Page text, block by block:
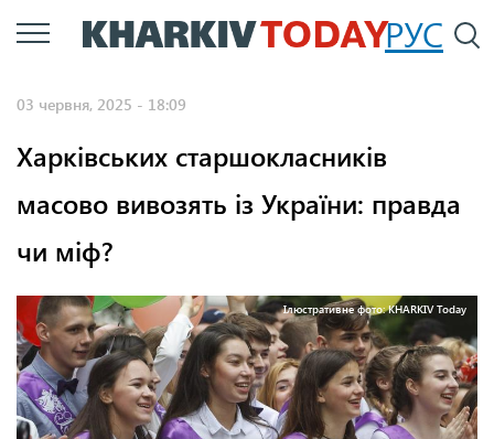
Перейти
до
РУС
03 червня, 2025 - 18:09
Харківських старшокласників
масово вивозять із України: правда
чи міф?
Ілюстративне фото: KHARKIV Today